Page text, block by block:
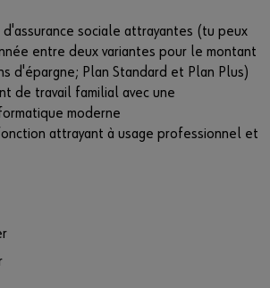
sociale attrayantes (tu peux
entre deux variantes pour le montant
d'épargne; Plan Standard et Plan Plus)
de travail familial avec une
moderne
attrayant à usage professionnel et